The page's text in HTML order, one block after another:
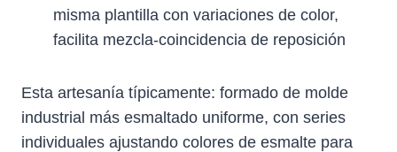
misma plantilla con variaciones de color,
facilita mezcla-coincidencia de reposición
Esta artesanía típicamente: formado de molde
industrial más esmaltado uniforme, con series
individuales ajustando colores de esmalte para